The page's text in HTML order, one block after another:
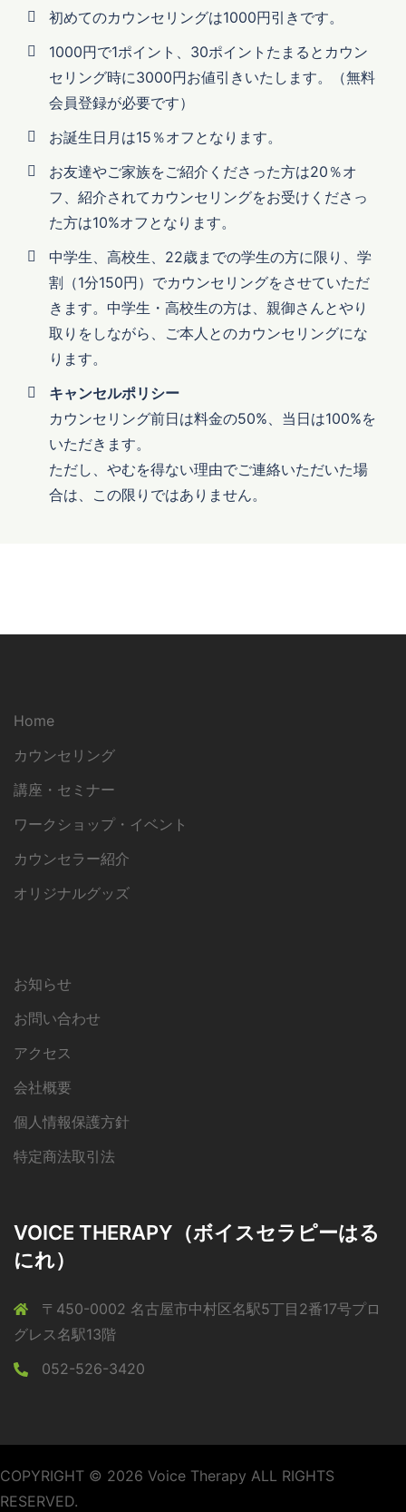
初めてのカウンセリングは1000円引きです。
1000円で1ポイント、30ポイントたまるとカウン
セリング時に3000円お値引きいたします。（無料
会員登録が必要です）
お誕生日月は15％オフとなります。
お友達やご家族をご紹介くださった方は20％オ
フ、紹介されてカウンセリングをお受けくださっ
た方は10%オフとなります。
中学生、高校生、22歳までの学生の方に限り、学
割（1分150円）でカウンセリングをさせていただ
きます。中学生・高校生の方は、親御さんとやり
取りをしながら、ご本人とのカウンセリングにな
ります。
キャンセルポリシー
カウンセリング前日は料金の50%、当日は100%を
いただきます。
ただし、やむを得ない理由でご連絡いただいた場
合は、この限りではありません。
Home
カウンセリング
講座・セミナー
ワークショップ・イベント
カウンセラー紹介
オリジナルグッズ
お知らせ
お問い合わせ
アクセス
会社概要
個人情報保護方針
特定商法取引法
VOICE THERAPY（ボイスセラピーはる
にれ）
〒450-0002 名古屋市中村区名駅5丁目2番17号プロ
グレス名駅13階
052-526-3420
COPYRIGHT © 2026 Voice Therapy ALL RIGHTS
RESERVED.